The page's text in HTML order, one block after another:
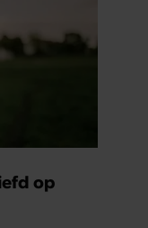
met andere
die ze hebben
hun services. U
website blijft
op